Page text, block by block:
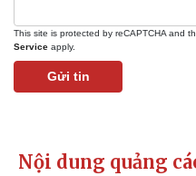
This site is protected by reCAPTCHA and
Service apply.
Gửi tin